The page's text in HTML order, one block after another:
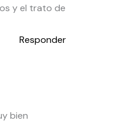
y el trato de
Responder
bien